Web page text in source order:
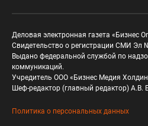
Деловая электронная газета «Бизнес
Свидетельство о регистрации СМИ Эл
Выдано федеральной службой по
коммуникаций.
Учредитель ООО «Бизнес Медия
Шеф-редактор (главный редактор) А.В.
Политика о персональных данных